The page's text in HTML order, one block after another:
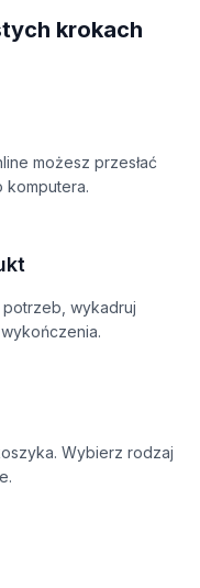
krokach
możesz przesłać
komputera.
wykadruj
Wybierz rodzaj